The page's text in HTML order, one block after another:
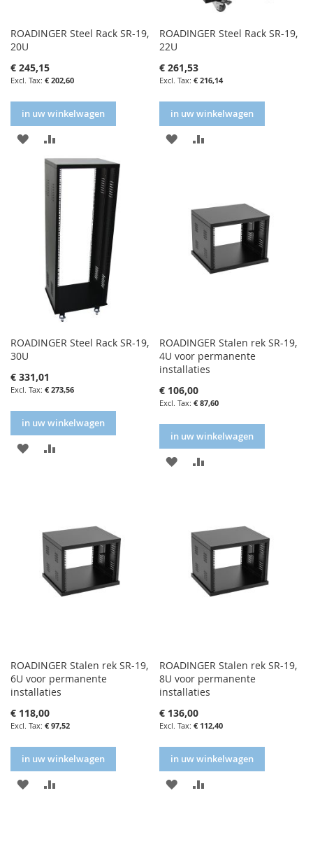
ROADINGER Steel Rack SR-19,
20U
€ 245,15
€ 202,60
in uw winkelwagen
IN
FAVORIETENLIJST
VERGELIJKEN
ROADINGER Steel Rack SR-19,
22U
€ 261,53
€ 216,14
in uw winkelwagen
IN
ROADINGER Steel Rack SR-19,
30U
€ 331,01
€ 273,56
in uw winkelwagen
IN
ROADINGER Stalen rek SR-19,
4U voor permanente
installaties
€ 106,00
€ 87,60
in uw winkelwagen
IN
ROADINGER Stalen rek SR-19,
6U voor permanente
installaties
€ 118,00
€ 97,52
in uw winkelwagen
IN
ROADINGER Stalen rek SR-19,
8U voor permanente
installaties
€ 136,00
€ 112,40
in uw winkelwagen
IN